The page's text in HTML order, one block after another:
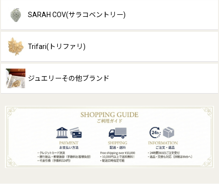
SARAH COV(サラコベントリー)
Trifari(トリファリ)
ジュエリーその他ブランド